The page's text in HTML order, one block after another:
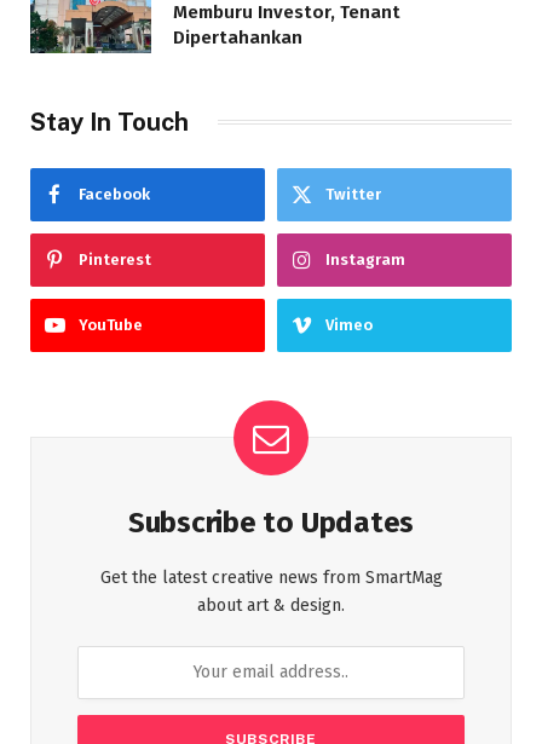
Memburu Investor, Tenant
Dipertahankan
Stay In Touch
Facebook Twitter
Pinterest Instagram
YouTube Vimeo
Subscribe to Updates
Get the latest creative news from SmartMag
about art & design.